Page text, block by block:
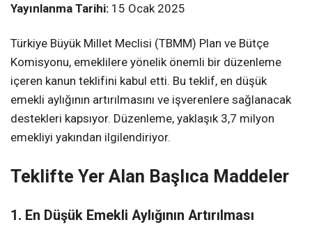
Yayınlanma Tarihi: 15 Ocak 2025
Türkiye Büyük Millet Meclisi (TBMM) Plan ve Bütçe
Komisyonu, emeklilere yönelik önemli bir düzenleme
içeren kanun teklifini kabul etti. Bu teklif, en düşük
emekli aylığının artırılmasını ve işverenlere sağlanacak
destekleri kapsıyor. Düzenleme, yaklaşık 3,7 milyon
emekliyi yakından ilgilendiriyor.
Teklifte Yer Alan Başlıca Maddeler
1. En Düşük Emekli Aylığının Artırılması